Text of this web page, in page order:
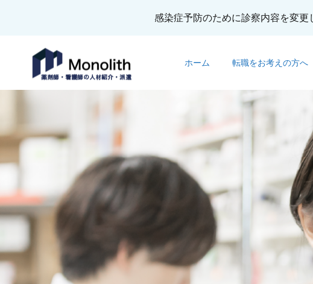
感染症予防のために診察内容を変更
ホーム 転職をお考えの方へ